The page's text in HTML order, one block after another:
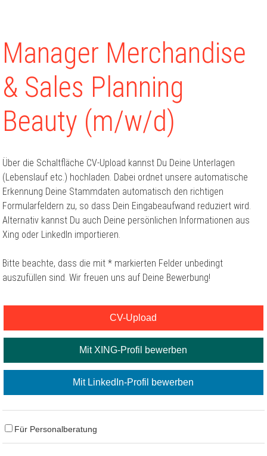
Manager Merchandise
& Sales Planning
Beauty (m/w/d)
Über die Schaltfläche CV-Upload kannst Du Deine Unterlagen
(Lebenslauf etc.) hochladen. Dabei ordnet unsere automatische
Erkennung Deine Stammdaten automatisch den richtigen
Formularfeldern zu, so dass Dein Eingabeaufwand reduziert wird.
Alternativ kannst Du auch Deine persönlichen Informationen aus
Xing oder LinkedIn importieren.
Bitte beachte, dass die mit * markierten Felder unbedingt
auszufüllen sind. Wir freuen uns auf Deine Bewerbung!
CV-Upload
Mit XING-Profil bewerben
Mit LinkedIn-Profil bewerben
Für Personalberatung